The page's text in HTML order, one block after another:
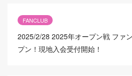
FANCLUB
2025/2/28 2025年オープン戦 ファ
プン！現地入会受付開始！